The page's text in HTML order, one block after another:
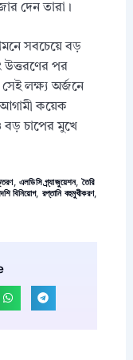
দেন তারা।
সবচেয়ে বড়
উত্তরণের পর
সেই লক্ষ্য অর্জনে
কয়েক
বড় চাপের মুখে
, এলডিসি গ্র্যাজুয়েশন,তৈরি
বিনিয়োগ, রপ্তানি বহুমুখীকরণ,